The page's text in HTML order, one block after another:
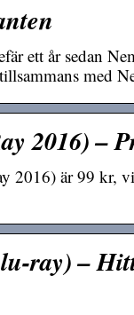
ett år sedan
med
2016) –
2016) är 99 kr,
ray) –